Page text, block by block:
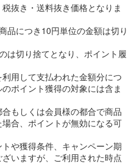
抜き・送料抜き価格となりま
品につき10円単位の金額は切り
は切り捨てとなり、ポイント履
用して支払われた金額分につ
ポイント獲得の対象には含ま
もしくは会員様の都合で商品
合、ポイントが無効になる可
や獲得条件、キャンペーン期
いますが、ご利用された時点